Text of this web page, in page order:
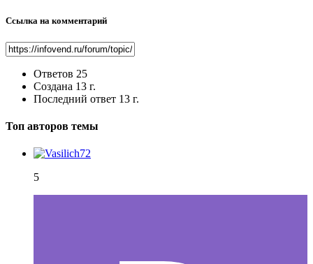
Ссылка на комментарий
Ответов 25
Создана 13 г.
Последний ответ 13 г.
Топ авторов темы
5